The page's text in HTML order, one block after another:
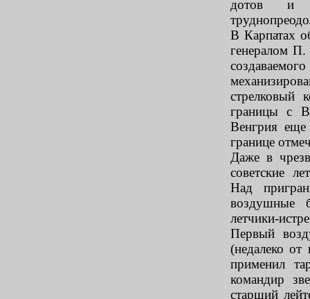
дотов и
В Карпатах
генералом П.
стрелковый
границы с
Венгрия
границе
Даже в
советские
Над
воздушные
летчики-
Первый
(недалеко
применил
командир
старший